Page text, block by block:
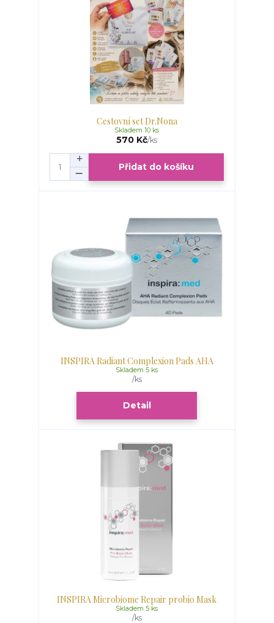
Cestovní set Dr.Nona
570 Kč/ks
Skladem 10 ks
Přidat do košíku
INSPIRA Radiant Complexion Pads AHA
/ks
Skladem 5 ks
Detail
INSPIRA Microbiome Repair probio Mask
/ks
Skladem 5 ks